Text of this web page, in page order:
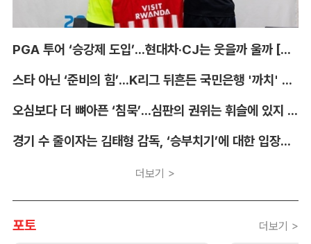
PGA 투어 ‘승강제 도입’...현대차·CJ는 웃을까 울까 [박호윤의 IN&OUT]
스타 아닌 ‘준비의 힘’...K리그 뒤흔든 국민은행 '까치' 사단 [이영규의 비욘더매치]
오심보다 더 뼈아픈 ‘침묵’...심판의 권위는 휘슬에 있지 않다 [박순규의 창]
경기 수 줄이자는 김태형 감독, ‘승부치기’에 대한 입장부터 밝혀야 [김대호의 야구생각]
더보기 >
포토 더보기 >